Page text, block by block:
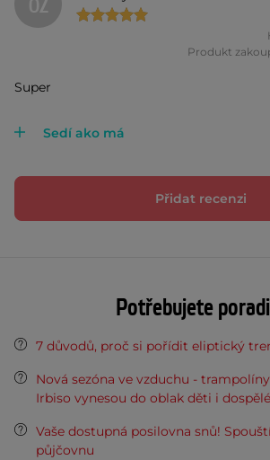
OZ
Produkt
Super
Sedí ako má
Přidat recenzi
Potřebujete
7 důvodů, proč si pořídit eliptický
Nová sezóna ve vzduchu -
Irbiso vynesou do oblak děti i dospělé
Vaše dostupná posilovna snů!
půjčovnu